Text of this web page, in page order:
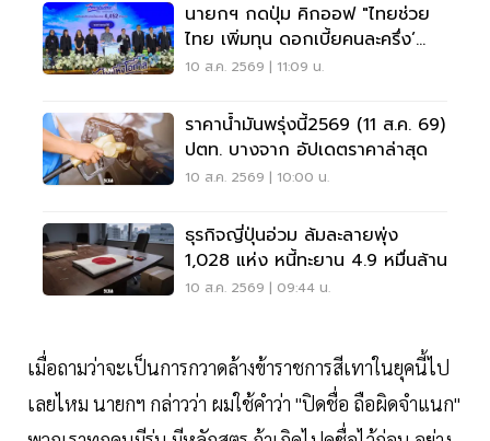
นายกฯ กดปุ่ม คิกออฟ "ไทยช่วย
ไทย เพิ่มทุน ดอกเบี้ยคนละครึ่ง’
วงเงิน 4.4 พันล้าน
10 ส.ค. 2569 | 11:09 น.
ราคาน้ำมันพรุ่งนี้2569 (11 ส.ค. 69)
ปตท. บางจาก อัปเดตราคาล่าสุด
10 ส.ค. 2569 | 10:00 น.
ธุรกิจญี่ปุ่นอ่วม ล้มละลายพุ่ง
1,028 แห่ง หนี้ทะยาน 4.9 หมื่นล้าน
10 ส.ค. 2569 | 09:44 น.
เมื่อถามว่าจะเป็นการกวาดล้างข้าราชการสีเทาในยุคนี้ไป
เลยไหม นายกฯ กล่าวว่า ผมใช้คำว่า "ปิดชื่อ ถือผิดจำแนก"